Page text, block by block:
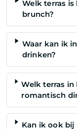
Welk terras is
brunch?
Waar kan ik
drinken?
Welk terras in
romantisch
Kan ik ook bij